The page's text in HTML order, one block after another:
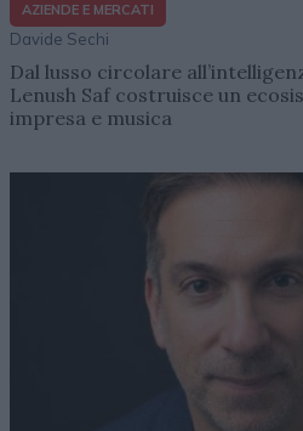
AZIENDE E MERCATI
Davide Sechi
Dal lusso circolare
Lenush Saf costruisce un
impresa e musica